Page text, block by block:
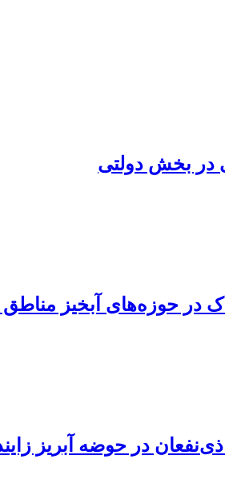
در بخش دولتی
حوزه‌های آبخیز مناطق
در حوضه آبریز